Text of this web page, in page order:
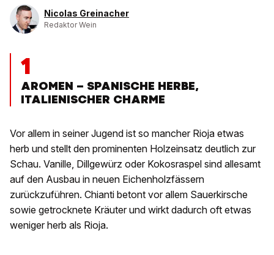
Nicolas Greinacher
Redaktor Wein
1
AROMEN – SPANISCHE HERBE,
ITALIENISCHER CHARME
Vor allem in seiner Jugend ist so mancher Rioja etwas
herb und stellt den prominenten Holzeinsatz deutlich zur
Schau. Vanille, Dillgewürz oder Kokosraspel sind allesamt
auf den Ausbau in neuen Eichenholzfässern
zurückzuführen. Chianti betont vor allem Sauerkirsche
sowie getrocknete Kräuter und wirkt dadurch oft etwas
weniger herb als Rioja.